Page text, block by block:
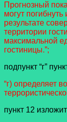
Прогнозный
могут
результате
территории
максимальной
гостиницы.”;
подпункт “г”
“г) определяет
пункт 12